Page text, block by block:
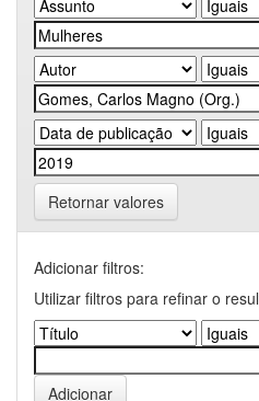
Retornar valores
Adicionar filtros:
Utilizar filtros para refinar o